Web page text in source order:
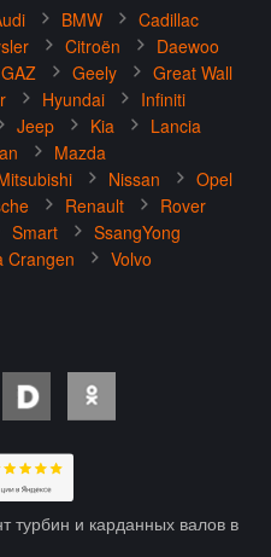
BMW
Cadillac
Citroën
Daewoo
GAZ Geely
Great Wall
Hyundai
Infiniti
Jeep Kia
Lancia
Mazda
Nissan
Opel
Renault
Rover
Smart
SsangYong
Crangen
Volvo
турбин и карданных валов в